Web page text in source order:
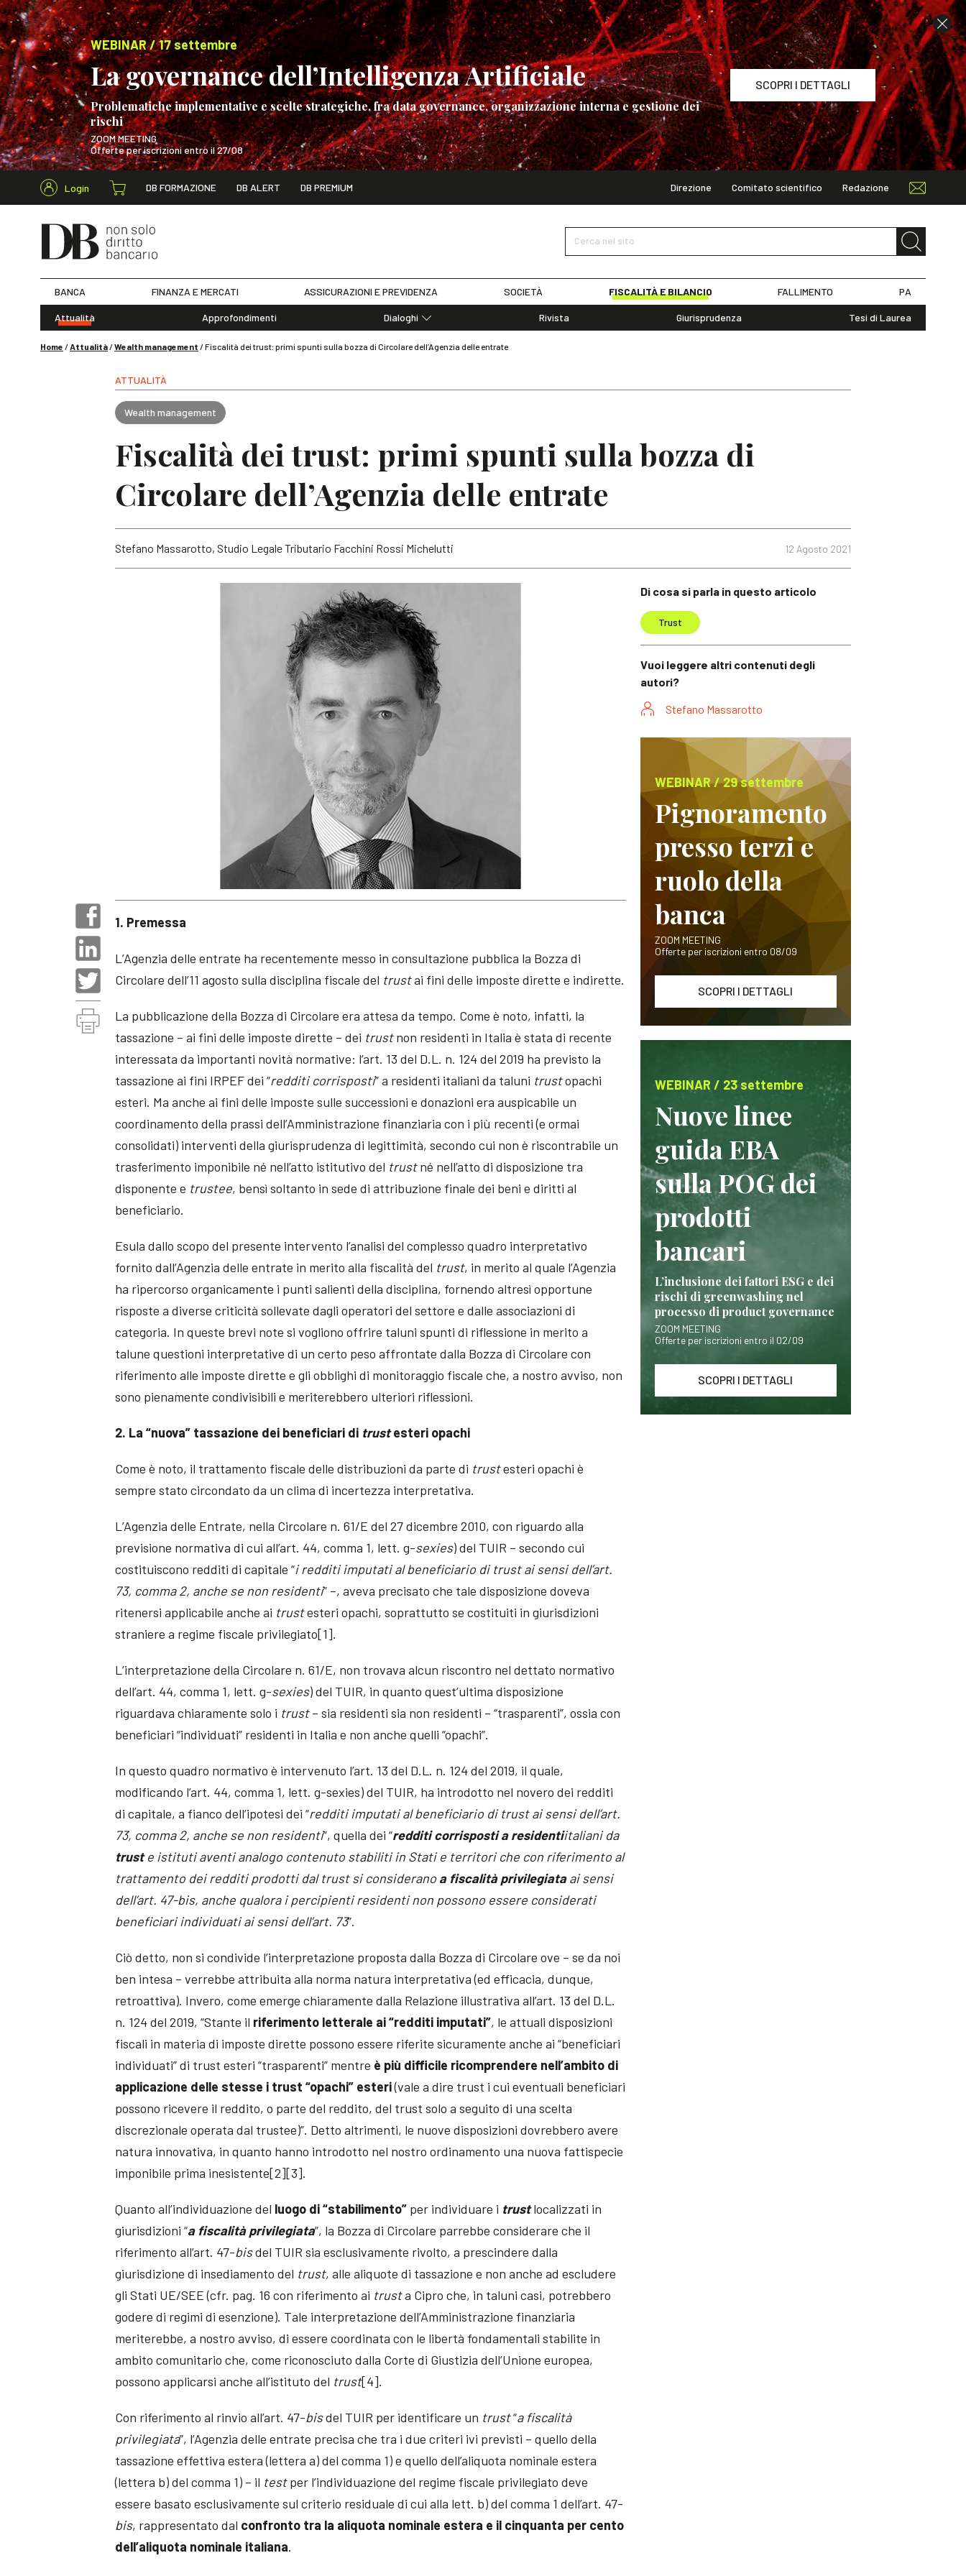
WEBINAR / 17 settembre
La governance dell’Intelligenza Artificiale
Problematiche implementative e scelte strategiche, fra data governance, organizzazione interna e gestione dei
rischi
ZOOM MEETING
Offerte per iscrizioni entro il 27/08
SCOPRI I DETTAGLI
WEBINAR / 17 settembre
Login DB FORMAZIONE DB ALERT DB PREMIUM Direzione Comitato scientifico Redazione
Cerca nel sito
Cerca nel sito
BANCA FINANZA E MERCATI ASSICURAZIONI E PREVIDENZA SOCIETÀ FISCALITÀ E BILANCIO FALLIMENTO PA
Attualità Approfondimenti
Dialoghi
Rivista Giurisprudenza Tesi di Laurea
Home /Attualità/Wealth management /Fiscalità dei trust: primi spunti sulla bozza di Circolare dell’Agenzia delle entrate
ATTUALITÀ
Wealth management
Fiscalità dei trust: primi spunti sulla bozza di
Circolare dell’Agenzia delle entrate
12 Agosto 2021
Stefano Massarotto, Studio Legale Tributario Facchini Rossi Michelutti
1. Premessa
L’Agenzia delle entrate ha recentemente messo in consultazione pubblica la Bozza di
Circolare dell’11 agosto sulla disciplina fiscale del trustai fini delle imposte dirette e indirette.
La pubblicazione della Bozza di Circolare era attesa da tempo. Come è noto, infatti, la
tassazione – ai fini delle imposte dirette – dei trustnon residenti in Italia è stata di recente
interessata da importanti novità normative: l’art. 13 del D.L. n. 124 del 2019 ha previsto la
tassazione ai fini IRPEF dei “redditi corrisposti” a residenti italiani da taluni trustopachi
esteri. Ma anche ai fini delle imposte sulle successioni e donazioni era auspicabile un
coordinamento della prassi dell’Amministrazione finanziaria con i più recenti (e ormai
consolidati) interventi della giurisprudenza di legittimità, secondo cui non è riscontrabile un
trasferimento imponibile né nell’atto istitutivo del trustné nell’atto di disposizione tra
disponente e trustee, bensì soltanto in sede di attribuzione finale dei beni e diritti al
beneficiario.
Esula dallo scopo del presente intervento l’analisi del complesso quadro interpretativo
fornito dall’Agenzia delle entrate in merito alla fiscalità del trust, in merito al quale l’Agenzia
ha ripercorso organicamente i punti salienti della disciplina, fornendo altresì opportune
risposte a diverse criticità sollevate dagli operatori del settore e dalle associazioni di
categoria. In queste brevi note si vogliono offrire taluni spunti di riflessione in merito a
talune questioni interpretative di un certo peso affrontate dalla Bozza di Circolare con
riferimento alle imposte dirette e gli obblighi di monitoraggio fiscale che, a nostro avviso, non
sono pienamente condivisibili e meriterebbero ulteriori riflessioni.
2. La “nuova” tassazione dei beneficiari di trustesteri opachi
Come è noto, il trattamento fiscale delle distribuzioni da parte di trustesteri opachi è
sempre stato circondato da un clima di incertezza interpretativa.
L’Agenzia delle Entrate, nella Circolare n. 61/E del 27 dicembre 2010, con riguardo alla
previsione normativa di cui all’art. 44, comma 1, lett. g-sexies) del TUIR – secondo cui
costituiscono redditi di capitale “i redditi imputati al beneficiario di trust ai sensi dell’art.
73, comma 2, anche se non residenti” –, aveva precisato che tale disposizione doveva
ritenersi applicabile anche ai trustesteri opachi, soprattutto se costituiti in giurisdizioni
straniere a regime fiscale privilegiato[1].
L’interpretazione della Circolare n. 61/E, non trovava alcun riscontro nel dettato normativo
dell’art. 44, comma 1, lett. g-sexies) del TUIR, in quanto quest’ultima disposizione
riguardava chiaramente solo i trust– sia residenti sia non residenti – “trasparenti”, ossia con
beneficiari “individuati” residenti in Italia e non anche quelli “opachi”.
In questo quadro normativo è intervenuto l’art. 13 del D.L. n. 124 del 2019, il quale,
modificando l’art. 44, comma 1, lett. g-sexies) del TUIR, ha introdotto nel novero dei redditi
di capitale, a fianco dell’ipotesi dei “redditi imputati al beneficiario di trust ai sensi dell’art.
73, comma 2, anche se non residenti”, quella dei “redditi corrisposti a residentiitaliani da
truste istituti aventi analogo contenuto stabiliti in Stati e territori che con riferimento al
trattamento dei redditi prodotti dal trust si considerano a fiscalità privilegiataai sensi
dell’art. 47-bis, anche qualora i percipienti residenti non possono essere considerati
beneficiari individuati ai sensi dell’art. 73”.
Ciò detto, non si condivide l’interpretazione proposta dalla Bozza di Circolare ove – se da noi
ben intesa – verrebbe attribuita alla norma natura interpretativa (ed efficacia, dunque,
retroattiva). Invero, come emerge chiaramente dalla Relazione illustrativa all’art. 13 del D.L.
n. 124 del 2019, “Stante il riferimento letterale ai “redditi imputati”, le attuali disposizioni
fiscali in materia di imposte dirette possono essere riferite sicuramente anche ai “beneficiari
individuati” di trust esteri “trasparenti” mentre è più difficile ricomprendere nell’ambito di
applicazione delle stesse i trust “opachi” esteri(vale a dire trust i cui eventuali beneficiari
possono ricevere il reddito, o parte del reddito, del trust solo a seguito di una scelta
discrezionale operata dal trustee)”. Detto altrimenti, le nuove disposizioni dovrebbero avere
natura innovativa, in quanto hanno introdotto nel nostro ordinamento una nuova fattispecie
imponibile prima inesistente[2][3].
Quanto all’individuazione del luogo di “stabilimento” per individuare i trustlocalizzati in
giurisdizioni “a fiscalità privilegiata”, la Bozza di Circolare parrebbe considerare che il
riferimento all’art. 47-bisdel TUIR sia esclusivamente rivolto, a prescindere dalla
giurisdizione di insediamento del trust, alle aliquote di tassazione e non anche ad escludere
gli Stati UE/SEE (cfr. pag. 16 con riferimento ai trusta Cipro che, in taluni casi, potrebbero
godere di regimi di esenzione). Tale interpretazione dell’Amministrazione finanziaria
meriterebbe, a nostro avviso, di essere coordinata con le libertà fondamentali stabilite in
ambito comunitario che, come riconosciuto dalla Corte di Giustizia dell’Unione europea,
possono applicarsi anche all’istituto del trust[4].
Con riferimento al rinvio all’art. 47-bisdel TUIR per identificare un trust“a fiscalità
privilegiata”, l’Agenzia delle entrate precisa che tra i due criteri ivi previsti – quello della
tassazione effettiva estera (lettera a) del comma 1) e quello dell’aliquota nominale estera
(lettera b) del comma 1) – il testper l’individuazione del regime fiscale privilegiato deve
essere basato esclusivamente sul criterio residuale di cui alla lett. b) del comma 1 dell’art. 47-
bis, rappresentato dal confronto tra la aliquota nominale estera e il cinquanta per cento
dell’aliquota nominale italiana.
Di cosa si parla in questo articolo
Trust
Vuoi leggere altri contenuti degli
autori?
Stefano Massarotto
WEBINAR / 29 settembre
Pignoramento
presso terzi e
ruolo della
banca
ZOOM MEETING
Offerte per iscrizioni entro 08/09
SCOPRI I DETTAGLI
WEBINAR / 23 settembre
Nuove linee
guida EBA
sulla POG dei
prodotti
bancari
L’inclusione dei fattori ESG e dei
rischi di greenwashing nel
processo di product governance
ZOOM MEETING
Offerte per iscrizioni entro il 02/09
SCOPRI I DETTAGLI